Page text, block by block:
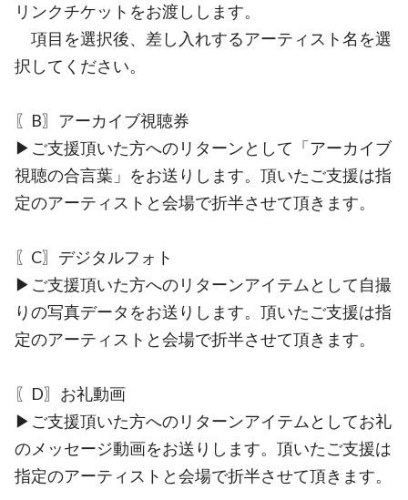
リンクチケットをお渡しします。
項目を選択後、差し入れするアーティスト名を選
択してください。
〖B〗アーカイブ視聴券
▶︎ご支援頂いた方へのリターンとして「アーカイブ
視聴の合言葉」をお送りします。頂いたご支援は指
定のアーティストと会場で折半させて頂きます。
〖C〗デジタルフォト
▶︎ご支援頂いた方へのリターンアイテムとして自撮
りの写真データをお送りします。頂いたご支援は指
定のアーティストと会場で折半させて頂きます。
〖D〗お礼動画
▶︎ご支援頂いた方へのリターンアイテムとしてお礼
のメッセージ動画をお送りします。頂いたご支援は
指定のアーティストと会場で折半させて頂きます。